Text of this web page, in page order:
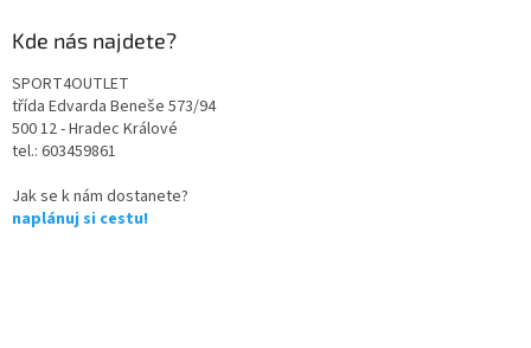
Kde nás najdete?
SPORT4OUTLET
třída Edvarda Beneše 573/94
500 12 - Hradec Králové
tel.: 603459861
Jak se k nám dostanete?
naplánuj si cestu!